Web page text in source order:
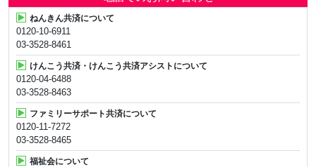
ねんきん共済について
0120-10-6911
03-3528-8461
けんこう共済・けんこう共済アシストについて
0120-04-6488
03-3528-8463
ファミリーサポート共済について
0120-11-7272
03-3528-8465
福祉会について